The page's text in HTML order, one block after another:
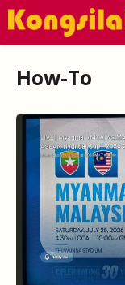
Skip
How-To